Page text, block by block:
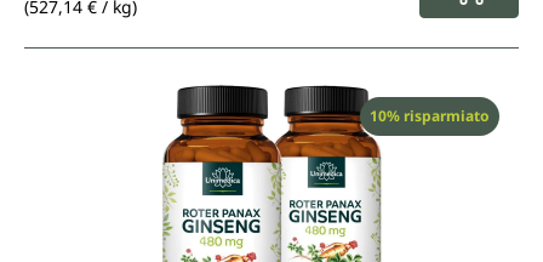
(527,14 € / kg)
Sconto
10% risparmiato